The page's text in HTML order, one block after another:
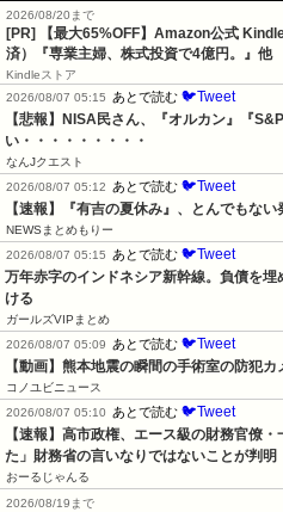
2026/08/20まで
[PR]
【最大65%OFF】Amazon公式
済）『専業主婦、株式投資で4億円。』他
Kindleストア
2026/08/07 05:15 あとで読む 🐦Tweet
【悲報】NISA民さん、『オルカン』『
い・・・・・・・・・
なんJクエスト
2026/08/07 05:12 あとで読む 🐦Tweet
【速報】『有吉の夏休み』、とんでもな
NEWSまとめもりー
2026/08/07 05:15 あとで読む 🐦Tweet
万年赤字のインドネシア新幹線。負債を
ける
ガールズVIPまとめ
2026/08/07 05:09 あとで読む 🐦Tweet
【動画】熊本地震の瞬間の手術室の防犯
コノユビニュース
2026/08/07 05:10 あとで読む 🐦Tweet
【速報】高市政権、エース級の財務官僚
た」財務省の言いなりではないことが判明
おーるじゃんる
2026/08/19まで